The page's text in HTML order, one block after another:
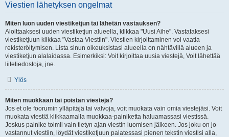
Viestien lähetyksen ongelmat
Miten luon uuden viestiketjun tai lähetän vastauksen?
Aloittaaksesi uuden viestiketjun alueella, klikkaa "Uusi Aihe". Vastataksesi
viestiketjuun klikkaa "Vastaa Viestiin". Viestien kirjoittaminen voi vaatia
rekisteröitymisen. Lista sinun oikeuksistasi alueella on nähtävillä alueen ja
viestiketjun alalaidassa. Esimerkiksi: Voit kirjoittaa uusia viestejä, Voit lähettää
liitetiedostoja, jne.
Ylös
Miten muokkaan tai poistan viestejä?
Jos et ole foorumin ylläpitäjä tai valvoja, voit muokata vain omia viestejäsi. Voit
muokata viestiä klikkaamalla muokkaa-painiketta haluamassasi viestissä.
Joskus painike toimii vain tietyn ajan viestin luomisen jälkeen. Jos joku on jo
vastannut viestiin, löydät viestiketjuun palatessasi pienen tekstin viestisi alla,